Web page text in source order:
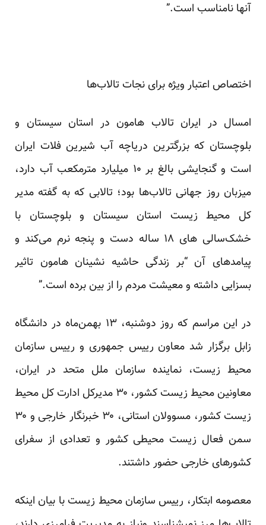
آنها نامناسب است.”
اختصاص اعتبار ویژه برای نجات تالاب‌ها
امسال در ایران تالاب هامون در استان سیستان و
بلوچستان که بزرگترین دریاچه آب شیرین فلات ایران
است و گنجایشی بالغ بر ۱۰ میلیارد مترمکعب آب دارد،
میزبان روز جهانی تالاب‌ها بود؛ تالابی که به گفته مدیر
کل محیط زیست استان سیستان و بلوچستان با
خشک‌سالی های ۱۸ ساله دست و پنجه نرم می‌کند و
پیامدهای آن “بر زندگی حاشیه نشینان هامون تاثیر
بسزایی داشته و معیشت مردم را از بین برده است.”
در این مراسم که روز دوشنبه، ۱۳ بهمن‌ماه در دانشگاه
زابل برگزار شد معاون رییس جمهوری و رییس سازمان
محیط زیست، نماینده سازمان ملل متحد در ایران،
معاونین محیط زیست کشور، ۳۰ مدیرکل ادارت کل محیط
زیست کشور، مسوولان استانی، ۳۰ خبرنگار خارجی و ۳۰
سمن فعال زیست محیطی کشور و تعدادی از سفرای
کشورهای خارجی حضور داشتند.
معصومه ابتکار، رییس سازمان محیط زیست با بیان اینکه